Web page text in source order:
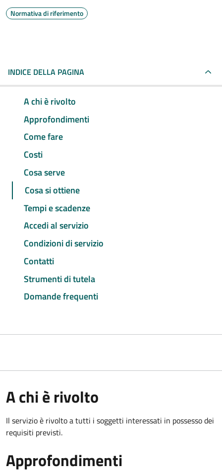
Normativa di riferimento
INDICE DELLA PAGINA
A chi è rivolto
Approfondimenti
Come fare
Costi
Cosa serve
Cosa si ottiene
Tempi e scadenze
Accedi al servizio
Condizioni di servizio
Contatti
Strumenti di tutela
Domande frequenti
A chi è rivolto
Il servizio è rivolto a tutti i soggetti interessati in possesso dei
requisiti previsti.
Approfondimenti